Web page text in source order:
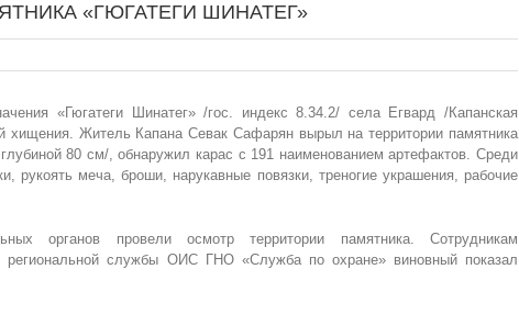
«ГЮГАТЕГИ ШИНАТЕГ»
«Гюгатеги Шинатег» /гос. индекс 8.34.2/ села Егвард /Капанская
хищения. Житель Капана Севак Сафарян вырыл на территории памятника
80 см/, обнаружил карас с 191 наименованием артефактов. Среди
рукоять меча, броши, нарукавные повязки, треногие украшения, рабочие
органов провели осмотр территории памятника. Сотрудникам
региональной службы ОИС ГНО «Служба по охране» виновный показал